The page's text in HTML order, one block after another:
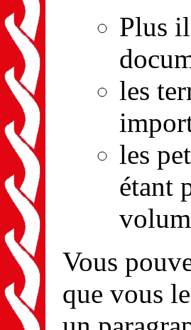
Plus
les
les
étant
Vous
que vous